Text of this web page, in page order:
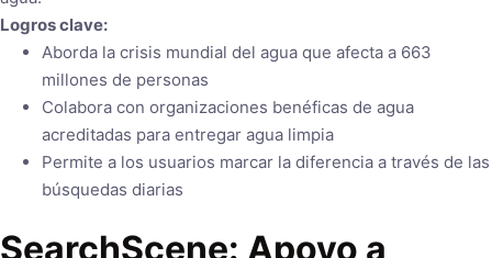
Logros clave:
Aborda la crisis mundial del agua que afecta a 663
millones de personas
Colabora con organizaciones benéficas de agua
acreditadas para entregar agua limpia
Permite a los usuarios marcar la diferencia a través de las
búsquedas diarias
SearchScene: Apoyo a